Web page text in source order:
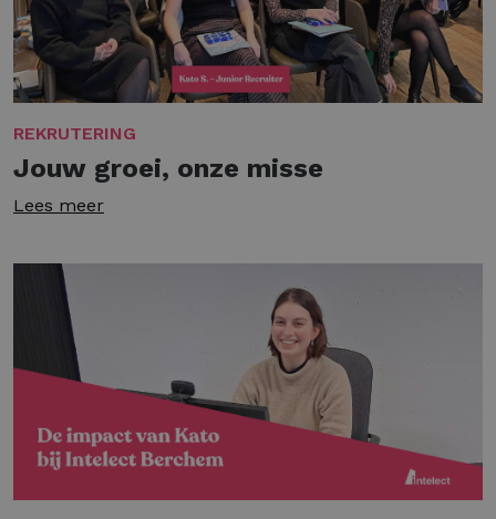
REKRUTERING
Jouw groei, onze misse
Lees meer